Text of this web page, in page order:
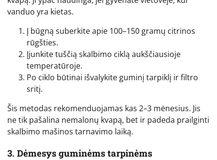
vanduo yra kietas.
Į būgną suberkite apie 100–150 gramų citrinos
rūgšties.
Įjunkite tuščią skalbimo ciklą aukščiausioje
temperatūroje.
Po ciklo būtinai išvalykite guminį tarpiklį ir filtro
sritį.
Šis metodas rekomenduojamas kas 2–3 mėnesius. Jis
ne tik pašalina nemalonų kvapą, bet ir padeda prailginti
skalbimo mašinos tarnavimo laiką.
3. Dėmesys guminėms tarpinėms